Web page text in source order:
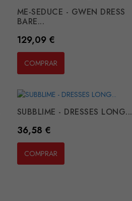
ME-SEDUCE - GWEN DRESS
BARE...
Preço
129,09 €
COMPRAR
SUBBLIME - DRESSES LONG...
Preço
36,58 €
COMPRAR